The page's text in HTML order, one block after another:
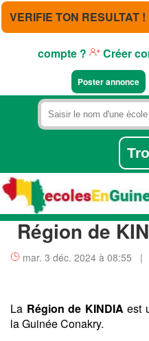
VERIFIE TON RESULTAT !
compte ?
Créer
Poster annonce
Région de
mar. 3 déc. 2024 à 08:55 |
La Région de KINDIA est
la Guinée Conakry.